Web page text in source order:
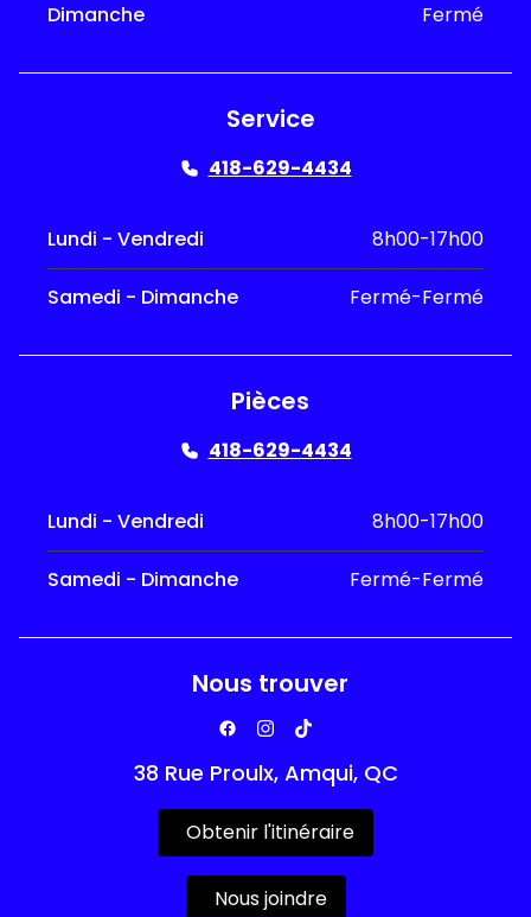
Dimanche Fermé
Service
418-629-4434
Lundi - Vendredi 8h00-17h00
Samedi - Dimanche Fermé-Fermé
Pièces
418-629-4434
Lundi - Vendredi 8h00-17h00
Samedi - Dimanche Fermé-Fermé
Nous trouver
38 Rue Proulx, Amqui, QC
Obtenir l'itinéraire
Nous joindre